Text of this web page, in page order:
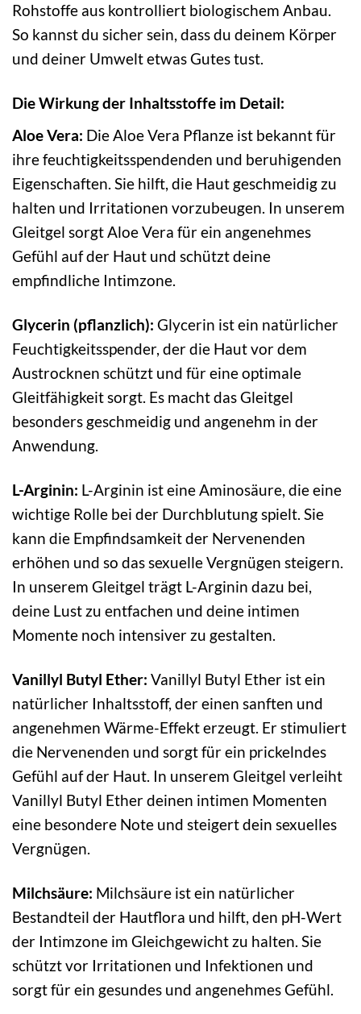
Rohstoffe aus kontrolliert biologischem Anbau.
So kannst du sicher sein, dass du deinem Körper
und deiner Umwelt etwas Gutes tust.
Die Wirkung der Inhaltsstoffe im Detail:
Aloe Vera: Die Aloe Vera Pflanze ist bekannt für
ihre feuchtigkeitsspendenden und beruhigenden
Eigenschaften. Sie hilft, die Haut geschmeidig zu
halten und Irritationen vorzubeugen. In unserem
Gleitgel sorgt Aloe Vera für ein angenehmes
Gefühl auf der Haut und schützt deine
empfindliche Intimzone.
Glycerin (pflanzlich): Glycerin ist ein natürlicher
Feuchtigkeitsspender, der die Haut vor dem
Austrocknen schützt und für eine optimale
Gleitfähigkeit sorgt. Es macht das Gleitgel
besonders geschmeidig und angenehm in der
Anwendung.
L-Arginin: L-Arginin ist eine Aminosäure, die eine
wichtige Rolle bei der Durchblutung spielt. Sie
kann die Empfindsamkeit der Nervenenden
erhöhen und so das sexuelle Vergnügen steigern.
In unserem Gleitgel trägt L-Arginin dazu bei,
deine Lust zu entfachen und deine intimen
Momente noch intensiver zu gestalten.
Vanillyl Butyl Ether: Vanillyl Butyl Ether ist ein
natürlicher Inhaltsstoff, der einen sanften und
angenehmen Wärme-Effekt erzeugt. Er stimuliert
die Nervenenden und sorgt für ein prickelndes
Gefühl auf der Haut. In unserem Gleitgel verleiht
Vanillyl Butyl Ether deinen intimen Momenten
eine besondere Note und steigert dein sexuelles
Vergnügen.
Milchsäure: Milchsäure ist ein natürlicher
Bestandteil der Hautflora und hilft, den pH-Wert
der Intimzone im Gleichgewicht zu halten. Sie
schützt vor Irritationen und Infektionen und
sorgt für ein gesundes und angenehmes Gefühl.